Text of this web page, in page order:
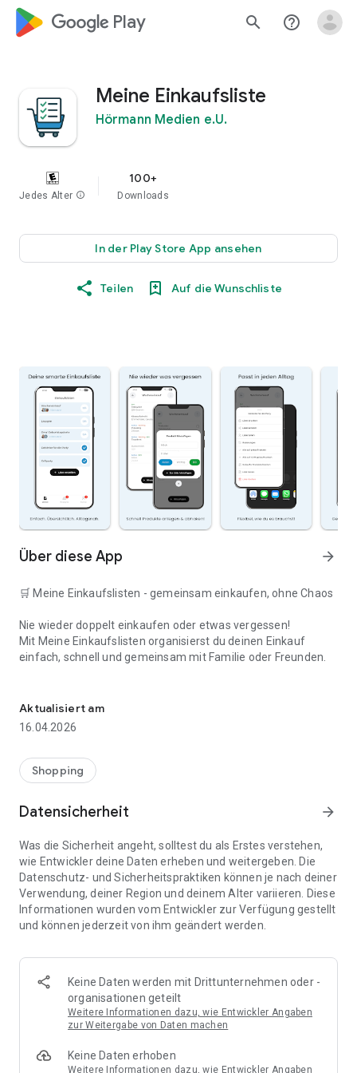
google_logo Play search help_outline
Meine Einkaufsliste
Hörmann Medien e.U.
Jedes Alter info
100+
Downloads
In der Play Store App ansehen
Teilen Auf die Wunschliste
Über diese App arrow_forward
🛒 Meine Einkaufslisten - gemeinsam einkaufen, ohne Chaos
Nie wieder doppelt einkaufen oder etwas vergessen!
Mit Meine Einkaufslisten organisierst du deinen Einkauf
einfach, schnell und gemeinsam mit Familie oder Freunden.
👨‍👩‍👧 Gemeinsame Einkaufslisten in Echtzeit: Alle sehen
⚡ Superschnell & einfach: Liste in Sekunden erstellen und
sofort loslegen.
📱 Immer dabei: Deine Einkaufsliste ist jederzeit auf deinem
🤝 Teilen leicht gemacht: Lade andere ein und erledigt den
Einkauf gemeinsam.
🍳 Zutaten direkt aus Rezepten übernehmen: Importiere
Zutaten von Rezept-Webseiten und verwandle sie
🚀 DEINE VORTEILE IM ALLTAG
* Nie wieder doppelte Einkäufe
* Kein Chaos mehr beim Einkaufen
* Bessere Abstimmung mit Familie & Freunden
* Perfekt für die Essensplanung
Aktualisiert am
16.04.2026
Shopping
Datensicherheit arrow_forward
Was die Sicherheit angeht, solltest du als Erstes verstehen,
wie Entwickler deine Daten erheben und weitergeben. Die
Datenschutz- und Sicherheitspraktiken können je nach deiner
Verwendung, deiner Region und deinem Alter variieren. Diese
Informationen wurden vom Entwickler zur Verfügung gestellt
und können jederzeit von ihm geändert werden.
Keine Daten werden mit Drittunternehmen oder -
organisationen geteilt
Weitere Informationen dazu, wie Entwickler Angaben
zur Weitergabe von Daten machen
Keine Daten erhoben
Weitere Informationen dazu, wie Entwickler Angaben